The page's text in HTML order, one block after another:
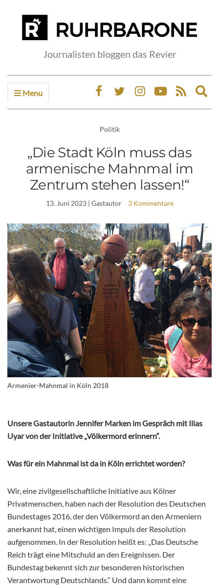
Journalisten bloggen das Revier
Menu
Politik
„Die Stadt Köln muss das
armenische Mahnmal im
Zentrum stehen lassen!“
13. Juni 2023| Gastautor 3 Kommentare
Armenier-Mahnmal in Köln 2018
Unsere Gastautorin Jennifer Marken im Gespräch mit Ilias
Uyar von der Initiative „Völkermord erinnern“.
Was für ein Mahnmal ist da in Köln errichtet worden?
Wir, eine zivilgesellschaftliche Initiative aus Kölner
Privatmenschen, haben nach der Resolution des Deutschen
Bundestages 2016, der den Völkermord an den Armeniern
anerkannt hat, einen wichtigen Impuls der Resolution
aufgenommen. In der Resolution heißt es: „Das Deutsche
Reich trägt eine Mitschuld an den Ereignissen. Der
Bundestag bekennt sich zur besonderen historischen
Verantwortung Deutschlands.“ Und dann kommt eine